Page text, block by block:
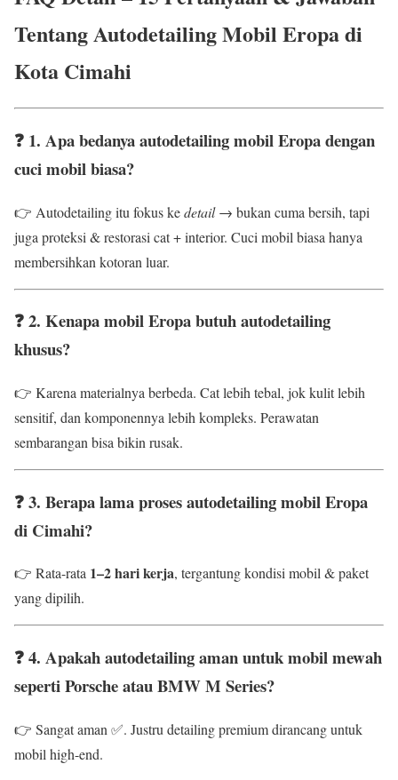
Tentang Autodetailing Mobil Eropa di
Kota Cimahi
❓ 1. Apa bedanya autodetailing mobil Eropa dengan
cuci mobil biasa?
👉 Autodetailing itu fokus kedetail→ bukan cuma bersih, tapi
juga proteksi & restorasi cat + interior. Cuci mobil biasa hanya
membersihkan kotoran luar.
❓ 2. Kenapa mobil Eropa butuh autodetailing
khusus?
👉 Karena materialnya berbeda. Cat lebih tebal, jok kulit lebih
sensitif, dan komponennya lebih kompleks. Perawatan
sembarangan bisa bikin rusak.
❓ 3. Berapa lama proses autodetailing mobil Eropa
di Cimahi?
👉 Rata-rata 1–2 hari kerja, tergantung kondisi mobil & paket
yang dipilih.
❓ 4. Apakah autodetailing aman untuk mobil mewah
seperti Porsche atau BMW M Series?
👉 Sangat aman ✅. Justru detailing premium dirancang untuk
mobil high-end.